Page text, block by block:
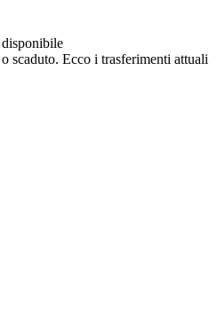
scaduto. Ecco i trasferimenti attuali